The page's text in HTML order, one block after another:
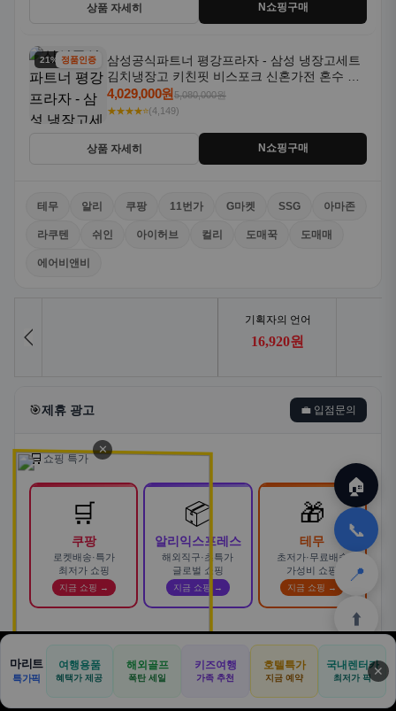
상품 자세히 N쇼핑구매
21% 할인정품인증
삼성공식파트너 평강프라자 - 삼성 냉장고세트
김치냉장고 키친핏 비스포크 신혼가전 혼수 입
주가전 빌트인 화이트
4,029,000원5,080,000원
★★★★⭐(4,149)
상품 자세히 N쇼핑구매
테무 알리 쿠팡 11번가 G마켓 SSG 아마존
라쿠텐 쉬인 아이허브 컬리 도매꾹 도매매
에어비앤비
🎯제휴 광고 💼 입점문의
🛒쇼핑 특가
🛒
쿠팡
로켓배송·특가
최저가 쇼핑
지금 쇼핑 →
📦
알리익스프레스
해외직구·초특가
글로벌 쇼핑
지금 쇼핑 →
🎁
테무
초저가·무료배송
가성비 쇼핑
지금 쇼핑 →
🚗
합리적으로
AD
카슐랭 · 신차 장기렌트 · 리스 · 월 렌탈료 비교
바로가기 →
🏠
✈️
공항
⛳
📋
🛒
쿠팡
🎁
테무
🏠
📞
📍
⬆️
🏠 📝
견적
🚐
기사등록
🛒
아마존
✕
마리트
특가픽
여행용품
혜택가 제공
해외골프
폭탄 세일
키즈여행
가족 추천
호텔특가
지금 예약
국내렌터카
최저가 픽 ✕